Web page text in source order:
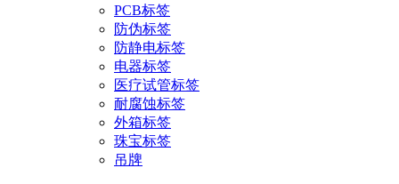
PCB标签
防伪标签
防静电标签
电器标签
医疗试管标签
耐腐蚀标签
外箱标签
珠宝标签
吊牌